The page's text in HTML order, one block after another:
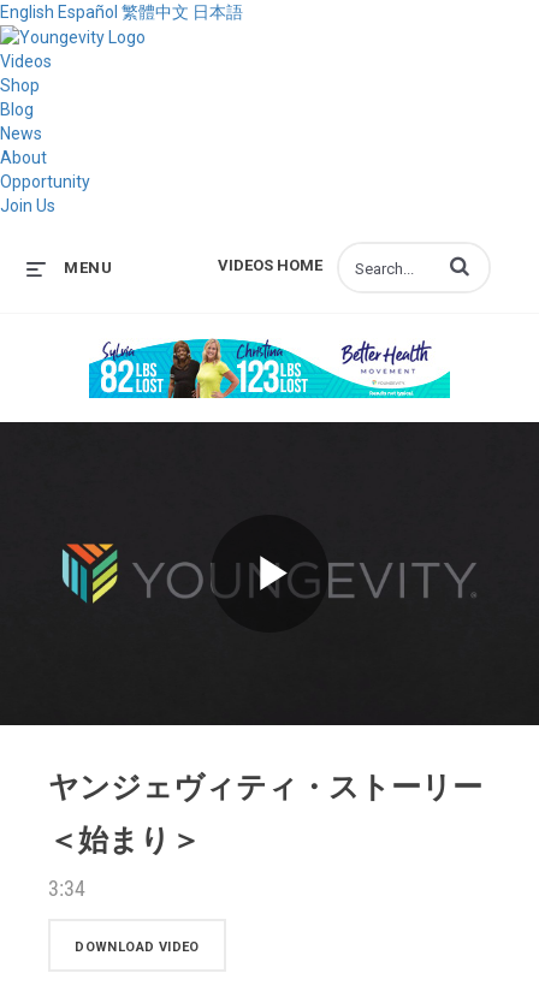
English Español 繁體中文 日本語
Videos
Shop
Blog
News
About
Opportunity
Join Us
VIDEOS HOME
MENU Enter terms to
ヤンジェヴィティ・ストーリー
＜始まり＞
3:34
DOWNLOAD VIDEO